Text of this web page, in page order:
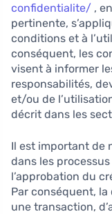
confidentialite/ ,
pertinente,
conditions et à
conséquent, les
visent à informer
responsabilités,
et/ou de
décrit dans les
Il est important de
dans les
l’approbation du
Par conséquent, la
une transaction,